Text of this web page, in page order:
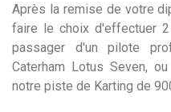
Après la remise de votre
faire le choix d'effectuer
passager d'un pilote
Caterham Lotus Seven,
notre piste de Karting de